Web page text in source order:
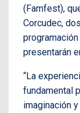
(Famfest),
Corcudec,
presentarán
“La
fundamental
imaginación